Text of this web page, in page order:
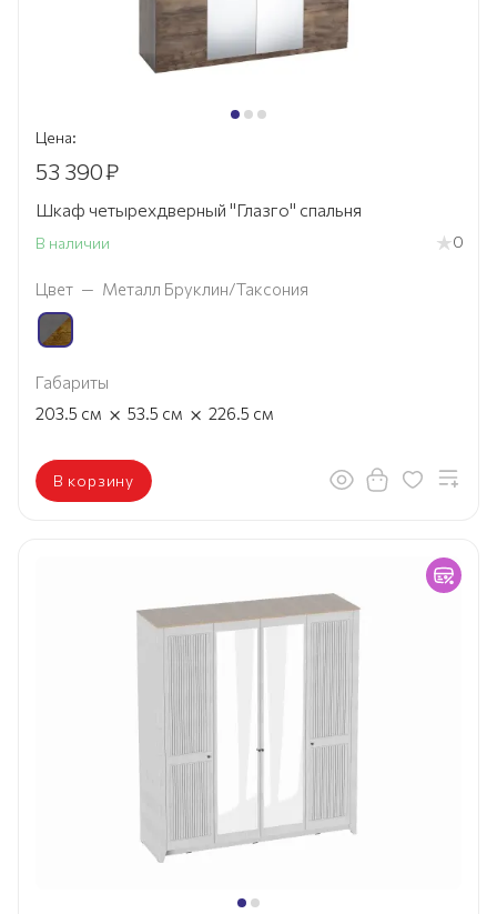
Цена:
53 390₽
Шкаф четырехдверный "Глазго" спальня
В наличии 0
Цвет — Металл Бруклин/Таксония
Габариты
203.5 см × 53.5 см × 226.5 см
В корзину